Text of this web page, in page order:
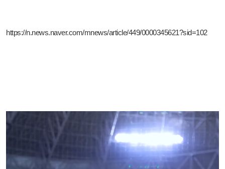
https://n.news.naver.com/mnews/article/449/0000345621?sid=102